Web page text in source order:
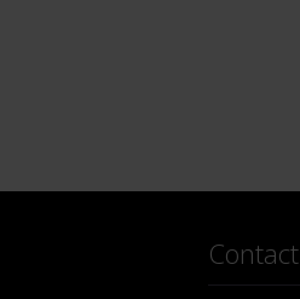
Contact